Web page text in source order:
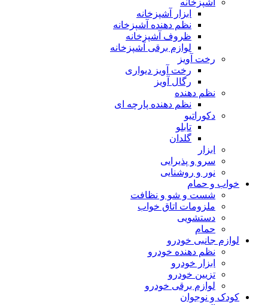
آشپزخانه
ابزار آشپزخانه
نظم دهنده آشپزخانه
ظروف آشپزخانه
لوازم برقی آشپزخانه
رخت آویز
رخت آویز دیواری
رگال آویز
نظم دهنده
نظم دهنده پارچه ای
دکوراتیو
تابلو
گلدان
ابزار
سرو و پذیرایی
نور و روشنایی
خواب و حمام
شست و شو و نظافت
ملزومات اتاق خواب
دستشویی
حمام
لوازم جانبی خودرو
نظم دهنده خودرو
ابزار خودرو
تزیین خودرو
لوازم برقی خودرو
کودک و نوجوان